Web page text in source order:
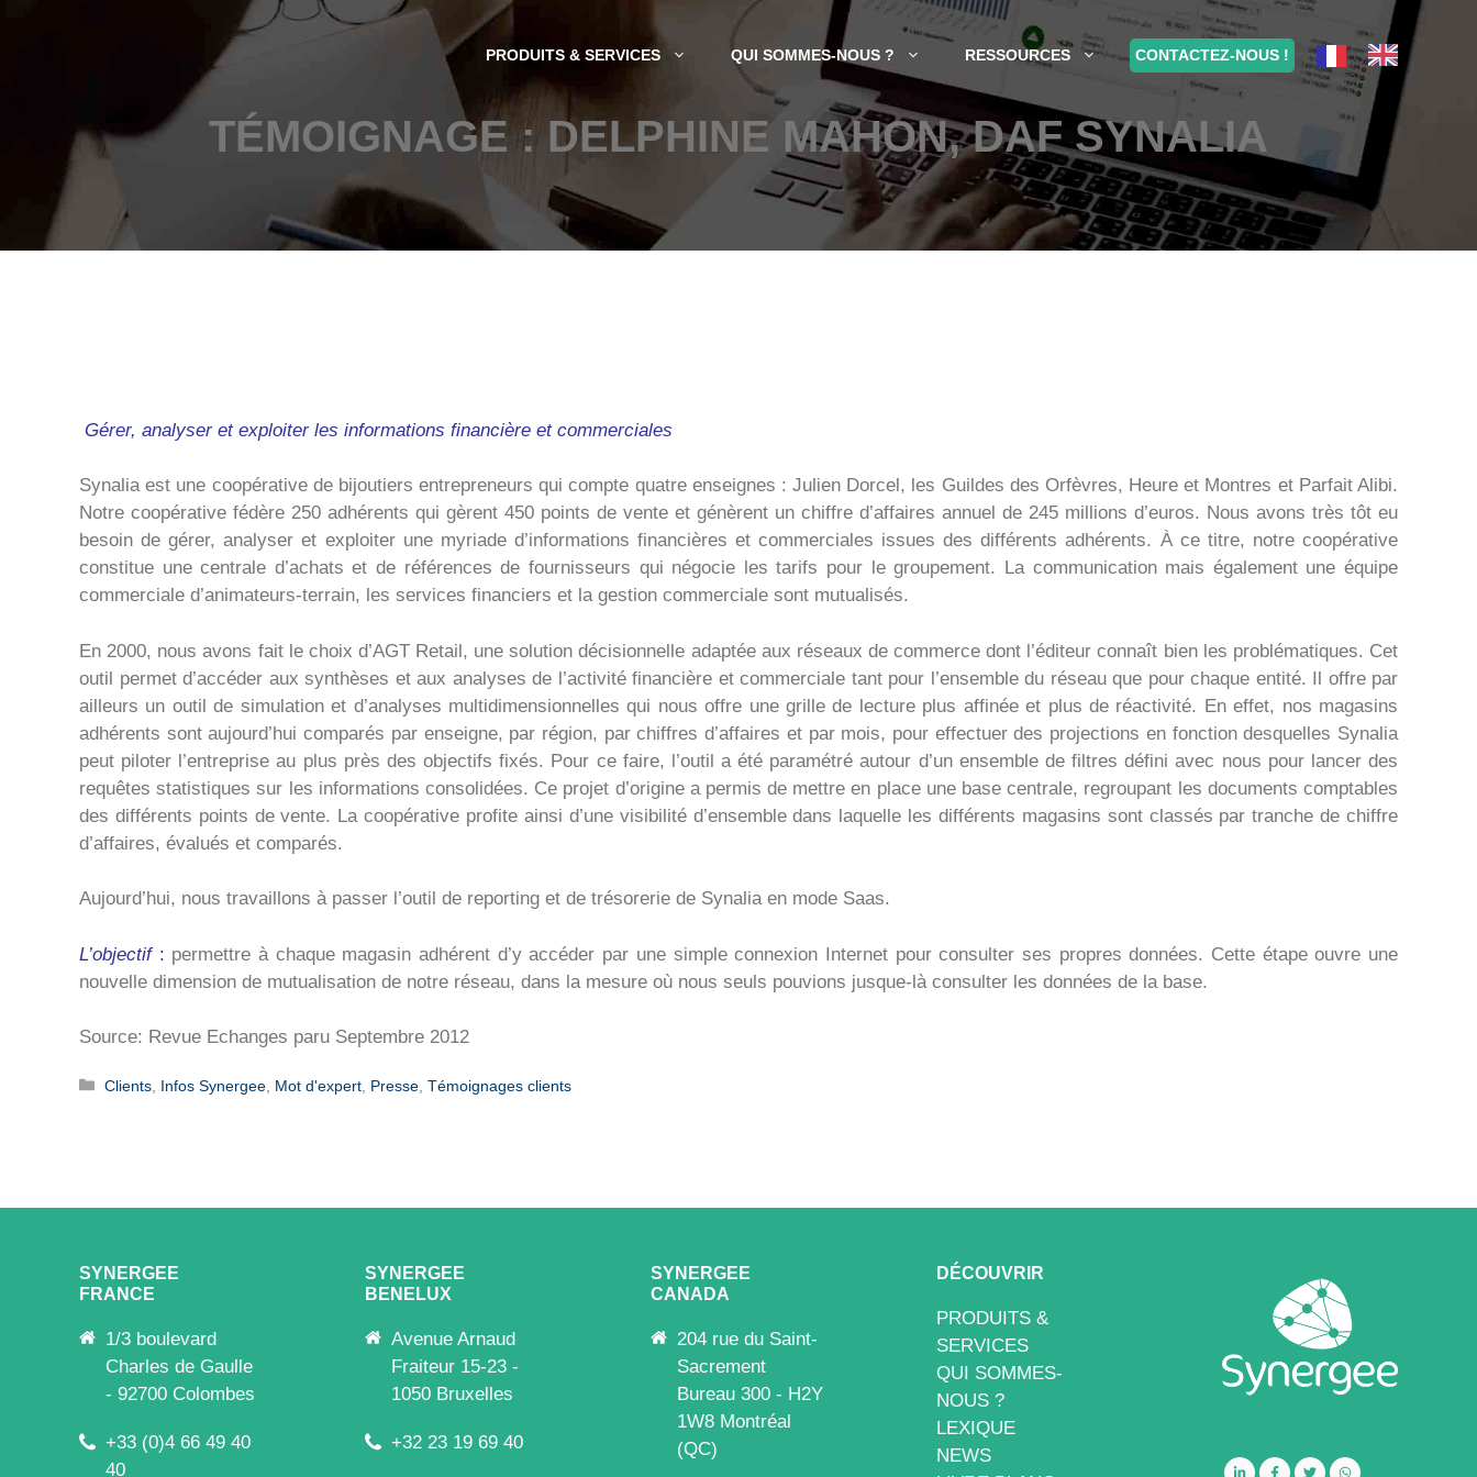
PRODUITS & SERVICES QUI SOMMES-NOUS ? RESSOURCES CONTACTEZ-NOUS !
TÉMOIGNAGE : DELPHINE MAHON, DAF SYNALIA
Gérer, analyser et exploiter les informations financière et commerciales
Synalia est une coopérative de bijoutiers entrepreneurs qui compte quatre enseignes : Julien Dorcel, les Guildes des Orfèvres, Heure et Montres et Parfait Alibi.
Notre coopérative fédère 250 adhérents qui gèrent 450 points de vente et génèrent un chiffre d’affaires annuel de 245 millions d’euros. Nous avons très tôt eu
besoin de gérer, analyser et exploiter une myriade d’informations financières et commerciales issues des différents adhérents. À ce titre, notre coopérative
constitue une centrale d’achats et de références de fournisseurs qui négocie les tarifs pour le groupement. La communication mais également une équipe
commerciale d’animateurs-terrain, les services financiers et la gestion commerciale sont mutualisés.
En 2000, nous avons fait le choix d’AGT Retail, une solution décisionnelle adaptée aux réseaux de commerce dont l’éditeur connaît bien les problématiques. Cet
outil permet d’accéder aux synthèses et aux analyses de l’activité financière et commerciale tant pour l’ensemble du réseau que pour chaque entité. Il offre par
ailleurs un outil de simulation et d’analyses multidimensionnelles qui nous offre une grille de lecture plus affinée et plus de réactivité. En effet, nos magasins
adhérents sont aujourd’hui comparés par enseigne, par région, par chiffres d’affaires et par mois, pour effectuer des projections en fonction desquelles Synalia
peut piloter l’entreprise au plus près des objectifs fixés. Pour ce faire, l’outil a été paramétré autour d’un ensemble de filtres défini avec nous pour lancer des
requêtes statistiques sur les informations consolidées. Ce projet d’origine a permis de mettre en place une base centrale, regroupant les documents comptables
des différents points de vente. La coopérative profite ainsi d’une visibilité d’ensemble dans laquelle les différents magasins sont classés par tranche de chiffre
d’affaires, évalués et comparés.
Aujourd’hui, nous travaillons à passer l’outil de reporting et de trésorerie de Synalia en mode Saas.
L’objectif: permettre à chaque magasin adhérent d’y accéder par une simple connexion Internet pour consulter ses propres données. Cette étape ouvre une
nouvelle dimension de mutualisation de notre réseau, dans la mesure où nous seuls pouvions jusque-là consulter les données de la base.
Source: Revue Echanges paru Septembre 2012
Catégories
Clients Infos Synergee Mot d'expert Presse ,Témoignages clients
SYNERGEE
FRANCE
1/3 boulevard
Charles de Gaulle
- 92700 Colombes
+33 (0)4 66 49 40
40
SYNERGEE
BENELUX
Avenue Arnaud
Fraiteur 15-23 -
1050 Bruxelles
+32 23 19 69 40
SYNERGEE
CANADA
204 rue du Saint-
Sacrement
Bureau 300 - H2Y
1W8 Montréal
(QC)
DÉCOUVRIR
PRODUITS &
SERVICES
QUI SOMMES-
NOUS ?
LEXIQUE
NEWS